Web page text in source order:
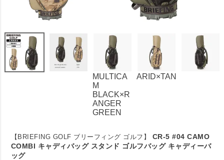
MULTICA
M
BLACK×R
ANGER
GREEN
ARID×TAN
【BRIEFING GOLF ブリーフィング ゴルフ】
CR-5 #04 CAMO
COMBI キャディバッグ スタンド ゴルフバッグ キャディーバ
ッグ